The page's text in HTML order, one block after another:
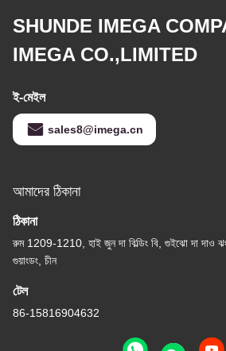
SHUNDE IMEGA
IMEGA CO.,LIMITED
ই-মেইল
sales8@imega.cn
আমাদের ঠিকানা
ঠিকানা
রুম 1209-1210, হাই জুন দা বিল্ডিং বি, গুইঝো দা দাও
গুয়াংডং, চীন
টেল
86-15816904632